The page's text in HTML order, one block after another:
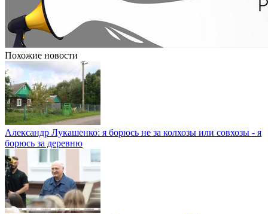
Похожие новости
Александр Лукашенко: я борюсь не за колхозы или совхозы - я
борюсь за деревню